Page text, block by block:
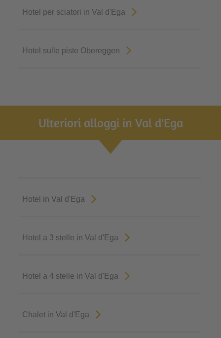
Hotel per sciatori in Val d'Ega
Hotel sulle piste Obereggen
Ulteriori alloggi in Val d'Ega
Hotel in Val d'Ega
Hotel a 3 stelle in Val d'Ega
Hotel a 4 stelle in Val d'Ega
Chalet in Val d'Ega